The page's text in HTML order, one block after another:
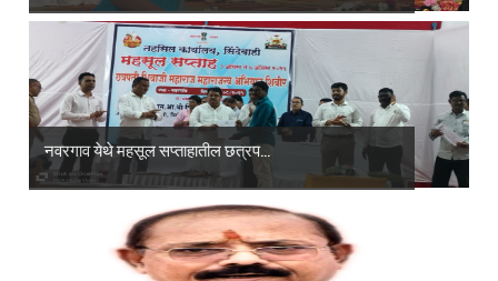
नवरगाव येथे महसूल सप्ताहातील छत्रप...